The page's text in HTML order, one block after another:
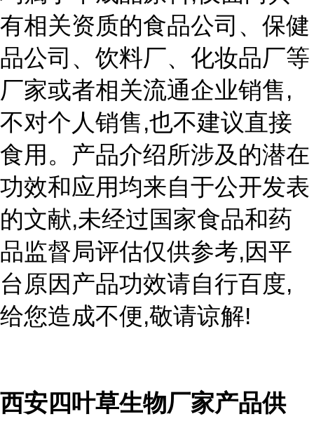
有相关资质的食品公司、保健
品公司、饮料厂、化妆品厂等
厂家或者相关流通企业销售,
不对个人销售,也不建议直接
食用。产品介绍所涉及的潜在
功效和应用均来自于公开发表
的文献,未经过国家食品和药
品监督局评估仅供参考,因平
台原因产品功效请自行百度,
给您造成不便,敬请谅解!
西安四叶草生物厂家产品供